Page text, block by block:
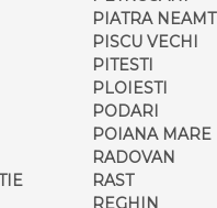
PIATRA NEAMT
PISCU VECHI
PITESTI
PLOIESTI
PODARI
POIANA MARE
RADOVAN
RAST
REGHIN